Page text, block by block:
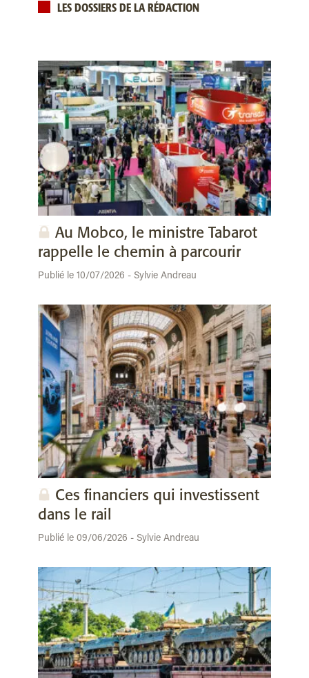
LES DOSSIERS DE LA RÉDACTION
Au Mobco, le ministre Tabarot
rappelle le chemin à parcourir
Publié le 10/07/2026 - Sylvie Andreau
Ces financiers qui investissent
dans le rail
Publié le 09/06/2026 - Sylvie Andreau